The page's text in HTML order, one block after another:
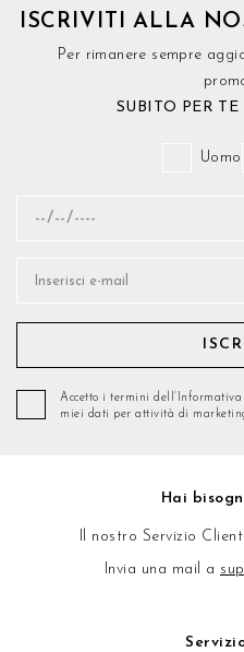
ISCRIVITI ALLA
Per rimanere sempre
SUBITO PER
Uomo
Accetto i termini dell’Informativa
miei dati per attività di
Hai
Il nostro Servizio
Invia una mail a